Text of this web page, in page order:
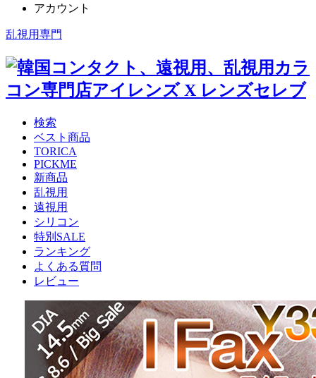
アカウント
乱視用専門
検索
ベスト商品
TORICA
PICKME
新商品
乱視用
遠視用
シリコン
特別SALE
ランキング
よくある質問
レビュー